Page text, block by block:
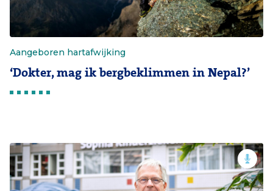
Aangeboren hartafwijking
‘Dokter, mag ik bergbeklimmen in Nepal?’